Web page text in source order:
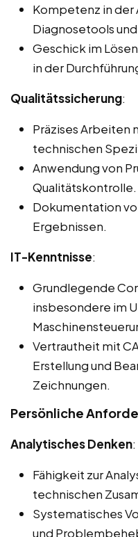
Kompetenz in der
Diagnosetools
Geschick im
in der
Qualitätssicherung:
Präzises Arbeiten
technischen
Anwendung von
Qualitätskontrolle.
Dokumentation
Ergebnissen.
IT-Kenntnisse:
Grundlegende
insbesondere im
Vertrautheit mit
Erstellung und
Zeichnungen.
Persönliche
Analytisches Denken:
Fähigkeit zur
technischen
Systematisches
und